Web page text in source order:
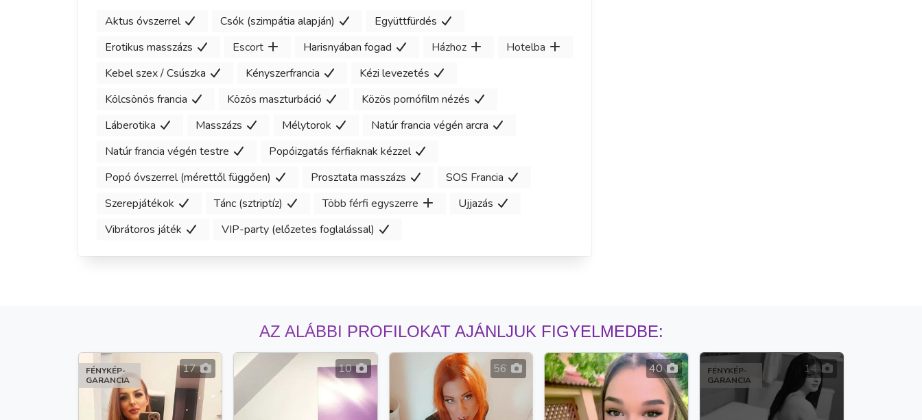
Aktus óvszerrel Csók (szimpátia alapján)
Együttfürdés
Erotikus masszázs
Escort Harisnyában fogad Házhoz
Hotelba
Kebel szex / Csúszka
Kényszerfrancia
Kézi levezetés
Kölcsönös francia
Közös maszturbáció
Közös pornófilm nézés
Láberotika
Masszázs Mélytorok
Natúr francia végén arcra
Natúr francia végén testre
Popóizgatás férfiaknak kézzel
Popó óvszerrel (mérettől függően)
Prosztata masszázs
SOS Francia
Szerepjátékok
Tánc (sztriptíz) Több férfi egyszerre
Ujjazás
Vibrátoros játék
VIP-party (előzetes foglalással)
AZ ALÁBBI PROFILOKAT AJÁNLJUK FIGYELMEDBE:
FÉNYKÉP-
GARANCIA
17 10 56 40
FÉNYKÉP-
GARANCIA
14